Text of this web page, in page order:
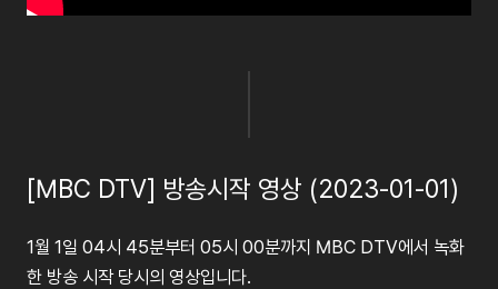
[MBC DTV] 방송시작 영상 (2023-01-01)
1월 1일 04시 45분부터 05시 00분까지 MBC DTV에서 녹화
한 방송 시작 당시의 영상입니다.